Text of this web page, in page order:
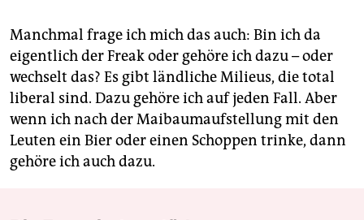
Manchmal frage ich mich das auch: Bin ich da
eigentlich der Freak oder gehöre ich dazu – oder
wechselt das? Es gibt ländliche Milieus, die total
liberal sind. Dazu gehöre ich auf jeden Fall. Aber
wenn ich nach der Maibaumaufstellung mit den
Leuten ein Bier oder einen Schoppen trinke, dann
gehöre ich auch dazu.